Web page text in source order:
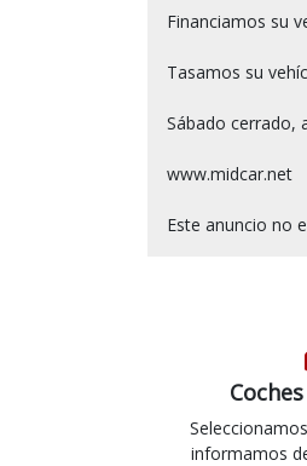
Financiamos su
Tasamos su
Sábado cerrado,
www.midcar.net
informamos